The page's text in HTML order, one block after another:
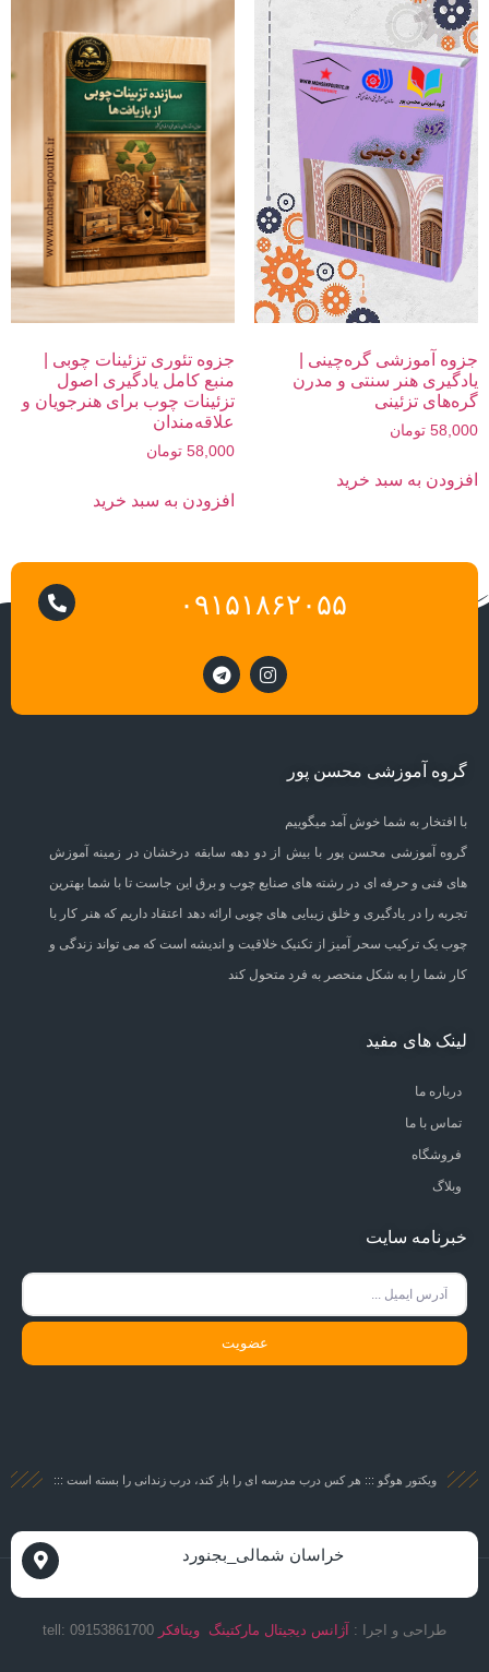
جزوه آموزشی گره‌چینی |
یادگیری هنر سنتی و مدرن
گره‌های تزئینی
58,000 تومان
افزودن به سبد خرید
جزوه تئوری تزئینات چوبی |
منبع کامل یادگیری اصول
تزئینات چوب برای هنرجویان و
علاقه‌مندان
58,000 تومان
افزودن به سبد خرید
۰۹۱۵۱۸۶۲۰۵۵
گروه آموزشی محسن پور
با افتخار به شما خوش آمد میگوییم
گروه آموزشی محسن پور با بیش از دو دهه سابقه درخشان در زمینه آموزش
های فنی و حرفه ای در رشته های صنایع چوب و برق این جاست تا با شما بهترین
تجربه را در یادگیری و خلق زیبایی های چوبی ارائه دهد اعتقاد داریم که هنر کار با
چوب یک ترکیب سحر آمیز از تکنیک خلاقیت و اندیشه است که می تواند زندگی و
کار شما را به شکل منحصر به فرد متحول کند
لینک های مفید
درباره ما
تماس با ما
فروشگاه
وبلاگ
خبرنامه سایت
عضویت
ویکتور هوگو ::: هر کس درب مدرسه ای را باز کند، درب زندانی را بسته است :::
خراسان شمالی_بجنورد
طراحی و اجرا : آژانس دیجیتال مارکتینگ ویتافکر